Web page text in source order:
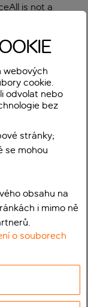
is not a
webových
cookie.
odvolat nebo
bez
stránky;
se mohou
obsahu na
i mimo ně
o souborech